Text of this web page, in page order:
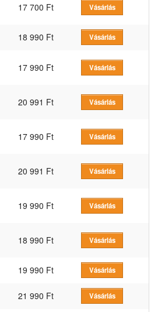
17 700 Ft Vásárlás
18 990 Ft Vásárlás
17 990 Ft Vásárlás
20 991 Ft Vásárlás
17 990 Ft Vásárlás
20 991 Ft Vásárlás
19 990 Ft Vásárlás
18 990 Ft Vásárlás
19 990 Ft Vásárlás
21 990 Ft Vásárlás